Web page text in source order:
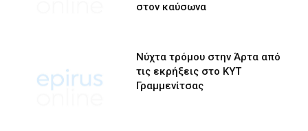
στον καύσωνα
Νύχτα τρόμου στην Άρτα από
τις εκρήξεις στο ΚΥΤ
Γραμμενίτσας